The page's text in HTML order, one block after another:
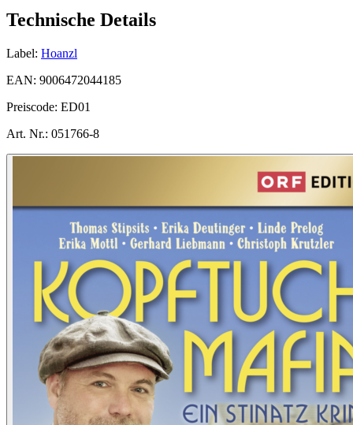
Technische Details
Label: Hoanzl
EAN: 9006472044185
Preiscode: ED01
Art. Nr.: 051766-8